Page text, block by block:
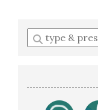
Enter
a